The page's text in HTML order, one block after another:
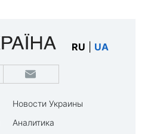
RU UA
Новости Украины
Аналитика